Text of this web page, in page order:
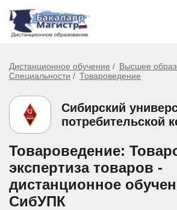
Дистанционное обучение
Высшее
Специальности
Товароведение
Сибирский
потребительской
Товароведение:
экспертиза товаров -
дистанционное
СибУПК